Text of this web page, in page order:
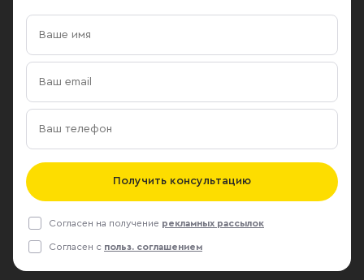
Получить консультацию
Согласен на получение рекламных рассылок
Согласен с польз. соглашением